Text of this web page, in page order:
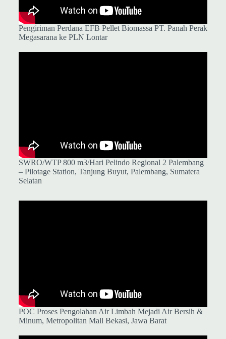
Pengiriman Perdana EFB Pellet Biomassa PT. Panah Perak
Megasarana ke PLN Lontar
SWRO/WTP 800 m3/Hari Pelindo Regional 2 Palembang
– Pilotage Station, Tanjung Buyut, Palembang, Sumatera
Selatan
POC Proses Pengolahan Air Limbah Mejadi Air Bersih &
Minum, Metropolitan Mall Bekasi, Jawa Barat